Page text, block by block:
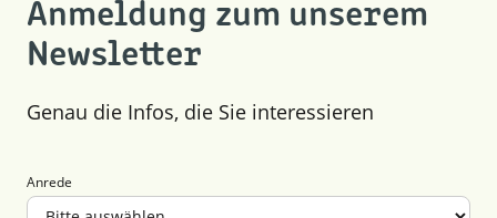
Anmeldung zum unserem
Newsletter
Genau die Infos, die Sie interessieren
Anrede